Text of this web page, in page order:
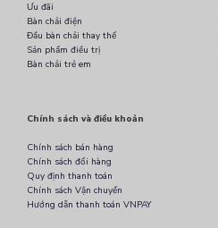
Ưu đãi
Bàn chải điện
Đầu bàn chải thay thế
Sản phẩm điều trị
Bàn chải trẻ em
Chính sách và điều khoản
Chính sách bán hàng
Chính sách đổi hàng
Quy định thanh toán
Chính sách Vận chuyển
Hướng dẫn thanh toán VNPAY